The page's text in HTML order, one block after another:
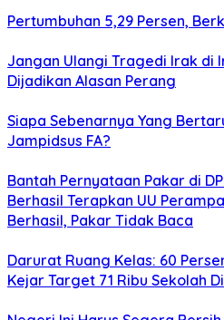
Pertumbuhan 5,29 Persen,
Jangan Ulangi Tragedi Irak di
Dijadikan Alasan Perang
Siapa Sebenarnya Yang
Jampidsus FA?
Bantah Pernyataan Pakar di
Berhasil Terapkan UU
Berhasil, Pakar Tidak Baca
Darurat Ruang Kelas: 60
Kejar Target 71 Ribu Sekolah